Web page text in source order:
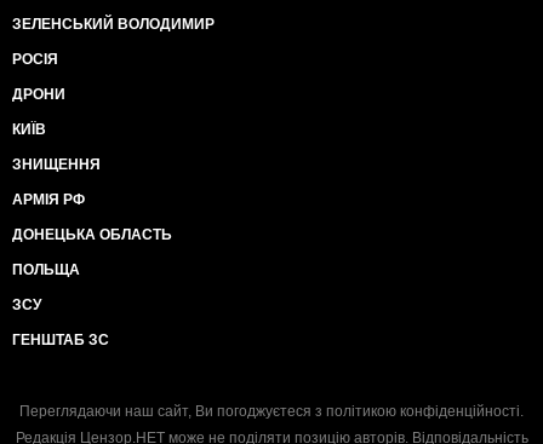
ЗЕЛЕНСЬКИЙ ВОЛОДИМИР
РОСІЯ
ДРОНИ
КИЇВ
ЗНИЩЕННЯ
АРМІЯ РФ
ДОНЕЦЬКА ОБЛАСТЬ
ПОЛЬЩА
ЗСУ
ГЕНШТАБ ЗС
Переглядаючи наш сайт, Ви погоджуєтеся з політикою конфіденційності.
Редакція Цензор.НЕТ може не поділяти позицію авторів. Відповідальність